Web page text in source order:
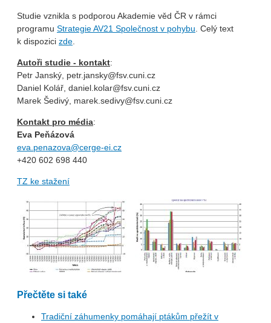
Studie vznikla s podporou Akademie věd ČR v rámci
programu Strategie AV21 Společnost v pohybu . Celý text
k dispozici zde
Autoři studie - kontakt:
Petr Janský, petr.jansky@fsv.cuni.cz
Daniel Kolář, daniel.kolar@fsv.cuni.cz
Marek Šedivý, marek.sedivy@fsv.cuni.cz
Kontakt pro média:
Eva Peňázová
eva.penazova@cerge-ei.cz
+420 602 698 440
TZ ke stažení
Přečtěte si také
Tradiční záhumenky pomáhají ptákům přežít v